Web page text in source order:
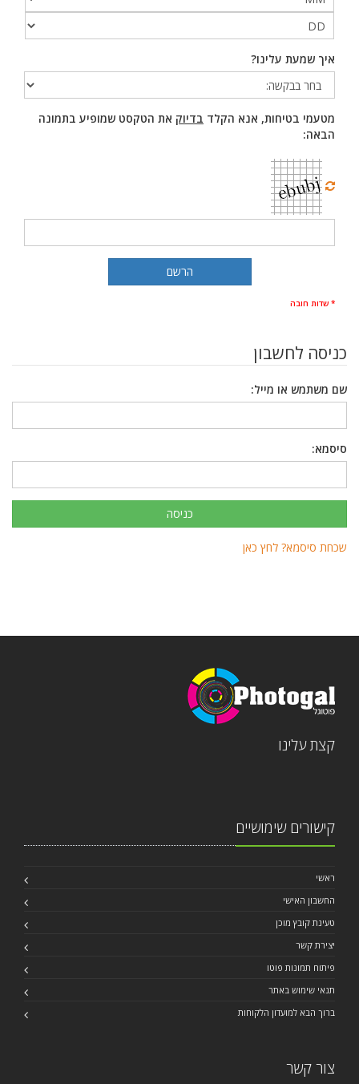
איך שמעת עלינו?
מטעמי בטיחות, אנא הקלד בדיוק את הטקסט שמופיע בתמונה
הבאה:
* שדות חובה
כניסה לחשבון
שם משתמש או מייל:
סיסמא:
שכחת סיסמא? לחץ כאן
קצת עלינו
קישורים שימושיים
ראשי
החשבון האישי
טעינת קובץ מוכן
יצירת קשר
פיתוח תמונות פוטו
תנאי שימוש באתר
ברוך הבא למועדון הלקוחות
צור קשר